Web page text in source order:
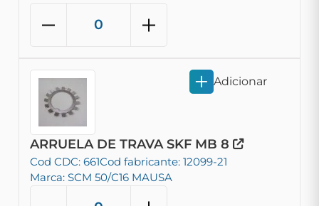
ARRUELA DE TRAVA SKF MB 8
Cod CDC: 661Cod fabricante: 12099-21
Marca: SCM 50/C16 MAUSA
Adicionar